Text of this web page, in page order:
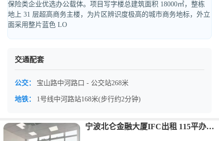
保险类企业优选办公载体。项目写字楼总建筑面积 18000㎡，整栋
地上 31 层超高商务主楼，为片区辨识度极高的城市商务地标，外立
面采用整片蓝色 LO
交通配套
公交： 宝山路中河路口 - 公交站268米
地铁： 1号线中河路站168米(步行约2分钟)
宁波北仑金融大厦IFC出租 115平办公室 俯瞰北仑港 精